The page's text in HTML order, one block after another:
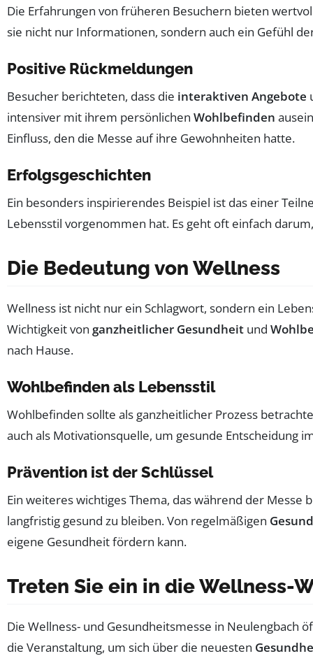
Die Erfahrungen von früheren Besuchern bieten
sie nicht nur Informationen, sondern auch ein Gefühl
Positive Rückmeldungen
Besucher berichteten, dass die interaktiven Angebote
intensiver mit ihrem persönlichen Wohlbefinden
Einfluss, den die Messe auf ihre Gewohnheiten hatte.
Erfolgsgeschichten
Ein besonders inspirierendes Beispiel ist das einer
Lebensstil vorgenommen hat. Es geht oft einfach
Die Bedeutung von Wellness
Wellness ist nicht nur ein Schlagwort, sondern ein
Wichtigkeit von ganzheitlicher Gesundheit und
nach Hause.
Wohlbefinden als Lebensstil
Wohlbefinden sollte als ganzheitlicher Prozess
auch als Motivationsquelle, um gesunde Entscheidung
Prävention ist der Schlüssel
Ein weiteres wichtiges Thema, das während der Messe
langfristig gesund zu bleiben. Von regelmäßigen
eigene Gesundheit fördern kann.
Treten Sie ein in die Wellness-
Die Wellness- und Gesundheitsmesse in Neulengbach
die Veranstaltung, um sich über die neuesten